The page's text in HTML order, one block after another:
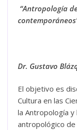
“Antropología
contemporáneos
Dr. Gustavo
El objetivo es
Cultura en las
la Antropología y
antropológico de